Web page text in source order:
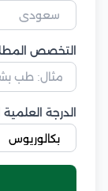
التخصص
الدرجة